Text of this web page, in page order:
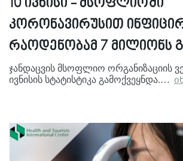
კორონავირუსით
რაოდენობამ 7 მილიონს
ჯანდაცვის მსოფლიო ორგანიზაციის
ივნისის სტატისტიკა გამოქვეყნდა.…